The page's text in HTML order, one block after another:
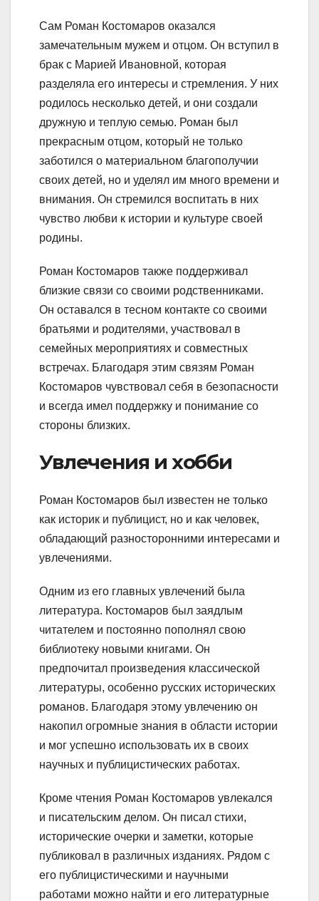
Сам Роман Костомаров оказался
замечательным мужем и отцом. Он вступил в
брак с Марией Ивановной, которая
разделяла его интересы и стремления. У них
родилось несколько детей, и они создали
дружную и теплую семью. Роман был
прекрасным отцом, который не только
заботился о материальном благополучии
своих детей, но и уделял им много времени и
внимания. Он стремился воспитать в них
чувство любви к истории и культуре своей
родины.
Роман Костомаров также поддерживал
близкие связи со своими родственниками.
Он оставался в тесном контакте со своими
братьями и родителями, участвовал в
семейных мероприятиях и совместных
встречах. Благодаря этим связям Роман
Костомаров чувствовал себя в безопасности
и всегда имел поддержку и понимание со
стороны близких.
Увлечения и хобби
Роман Костомаров был известен не только
как историк и публицист, но и как человек,
обладающий разносторонними интересами и
увлечениями.
Одним из его главных увлечений была
литература. Костомаров был заядлым
читателем и постоянно пополнял свою
библиотеку новыми книгами. Он
предпочитал произведения классической
литературы, особенно русских исторических
романов. Благодаря этому увлечению он
накопил огромные знания в области истории
и мог успешно использовать их в своих
научных и публицистических работах.
Кроме чтения Роман Костомаров увлекался
и писательским делом. Он писал стихи,
исторические очерки и заметки, которые
публиковал в различных изданиях. Рядом с
его публицистическими и научными
работами можно найти и его литературные